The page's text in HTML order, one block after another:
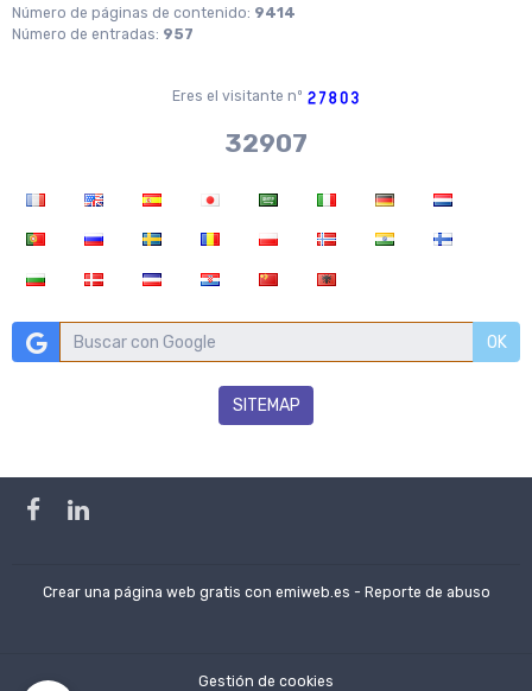
Número de páginas de contenido: 9414
Número de entradas: 957
Eres el visitante nº
37970
OK
SITEMAP
Crear una página web gratis con emiweb.es - Reporte de abuso
Gestión de cookies